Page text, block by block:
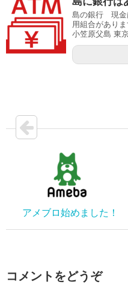
島の銀行 現金
用組合があり
小笠原父島 東京
アメブロ始めました！
コメントをどうぞ